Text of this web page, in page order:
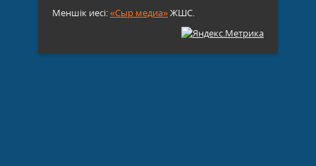
Меншік иесі:«Сыр медиа»ЖШС.